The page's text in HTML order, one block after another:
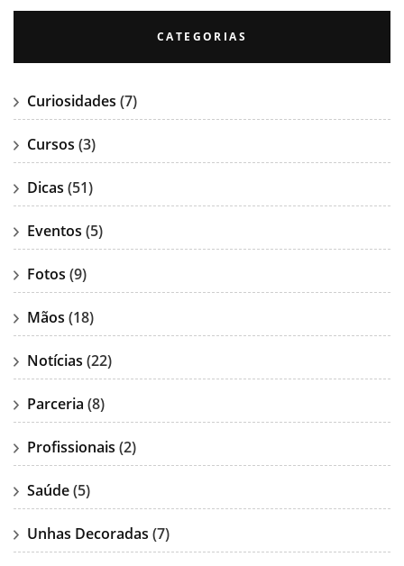
CATEGORIAS
Curiosidades (7)
Cursos (3)
Dicas (51)
Eventos (5)
Fotos (9)
Mãos (18)
Notícias (22)
Parceria (8)
Profissionais (2)
Saúde(5)
Unhas Decoradas (7)